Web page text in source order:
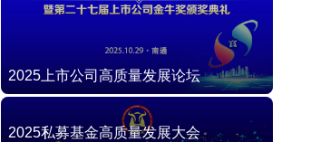
2025上市公司高质量发展论坛
2025私募基金高质量发展大会